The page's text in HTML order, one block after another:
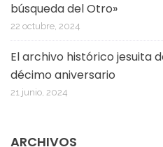
búsqueda del Otro»
22 octubre, 2024
El archivo histórico jesuita
décimo aniversario
21 junio, 2024
ARCHIVOS